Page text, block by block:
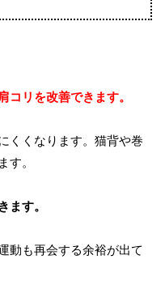
コリを改善できます。
くくなります。猫背や巻
す。
ます。
動も再会する余裕が出て